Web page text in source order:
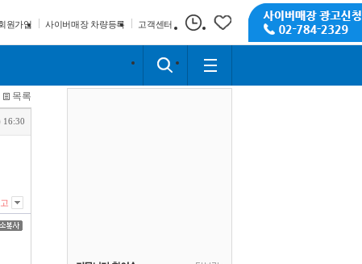
원가입 사이버매장 차량등록 고객센터
목록
16:30